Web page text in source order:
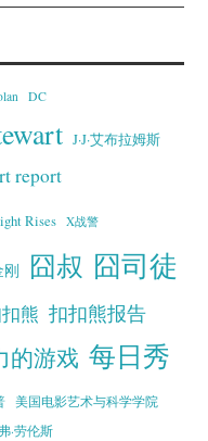
DC
J·J·艾布拉姆斯
report
Rises X战警
刚 囧叔 囧司徒
熊 扣扣熊报告
的游戏 每日秀
美国电影艺术与科学学院
·劳伦斯